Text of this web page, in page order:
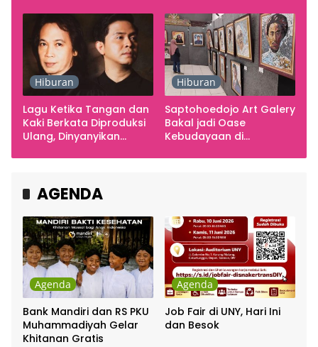
Hiburan
Lagu Ketika Tangan dan
Kaki Berkata Diproduksi
Ulang, Dinyanyikan
Chrisye
Hiburan
Saptohoedojo Art Galery
Bakal jadi Oase
Kebudayaan di
AGENDA
Agenda
Bank Mandiri dan RS PKU
Muhammadiyah Gelar
Khitanan Gratis
Agenda
Job Fair di UNY, Hari Ini
dan Besok